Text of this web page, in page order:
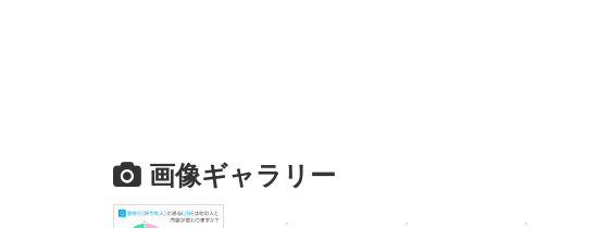
画像ギャラリー